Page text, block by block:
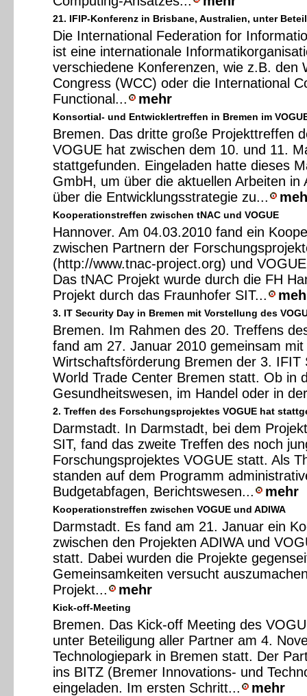
21. IFIP-Konferenz in Brisbane, Australien, unter
Die International Federation for
ist eine internationale
verschiedene Konferenzen, wie z.B. den
Congress (WCC) oder die International
Functional...
mehr
Konsortial- und Entwicklertreffen in Bremen im
Bremen. Das dritte große Projekttreffen
VOGUE hat zwischen dem 10. und 11.
stattgefunden. Eingeladen hatte dieses
GmbH, um über die aktuellen Arbeiten in
über die Entwicklungsstrategie zu...
Kooperationstreffen zwischen tNAC und VOGUE
Hannover. Am 04.03.2010 fand ein
zwischen Partnern der
(http://www.tnac-project.org) und
Das tNAC Projekt wurde durch die FH
Projekt durch das Fraunhofer SIT...
3. IT Security Day in Bremen mit Vorstellung des
Bremen. Im Rahmen des 20. Treffens
fand am 27. Januar 2010 gemeinsam mit
Wirtschaftsförderung Bremen der 3. IFIT
World Trade Center Bremen statt. Ob in
Gesundheitswesen, im Handel oder in
2. Treffen des Forschungsprojektes VOGUE hat
Darmstadt. In Darmstadt, bei dem
SIT, fand das zweite Treffen des noch
Forschungsprojektes VOGUE statt. Als
standen auf dem Programm
Budgetabfagen, Berichtswesen...
mehr
Kooperationstreffen zwischen VOGUE und ADIWA
Darmstadt. Es fand am 21. Januar ein
zwischen den Projekten ADIWA und
statt. Dabei wurden die Projekte
Gemeinsamkeiten versucht
Projekt...
mehr
Kick-off-Meeting
Bremen. Das Kick-off Meeting des
unter Beteiligung aller Partner am 4.
Technologiepark in Bremen statt. Der
ins BITZ (Bremer Innovations- und
eingeladen. Im ersten Schritt...
mehr